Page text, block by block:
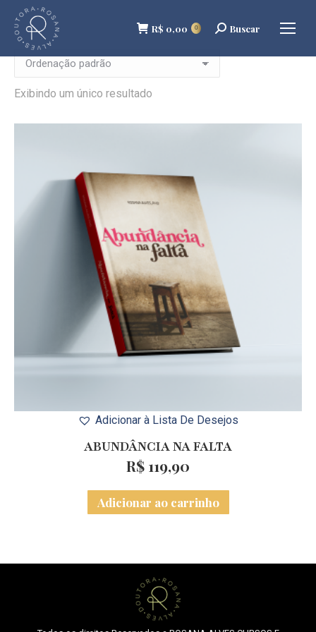
R$ 0,00 0 Buscar
Buscar
Exibindo um único resultado
Adicionar à Lista De Desejos
ABUNDÂNCIA NA FALTA
R$ 119,90
Adicionar ao carrinho